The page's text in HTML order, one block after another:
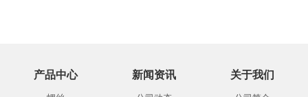
产品中心 新闻资讯 关于我们